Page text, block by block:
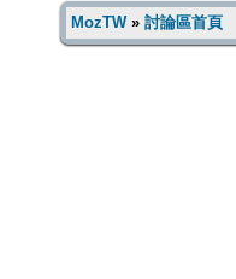
MozTW» 討論區首頁